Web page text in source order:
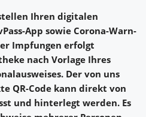
Ihren digitalen
App sowie Corona-Warn-
Impfungen erfolgt
nach Vorlage Ihres
Der von uns
QR-Code kann direkt von
und hinterlegt werden. Es